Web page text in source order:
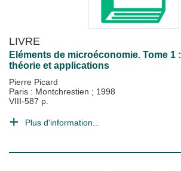
LIVRE
Eléments de microéconomie. Tome 1 :
théorie et applications
Pierre Picard
Paris : Montchrestien ; 1998
VIII-587 p.
Plus d'information...